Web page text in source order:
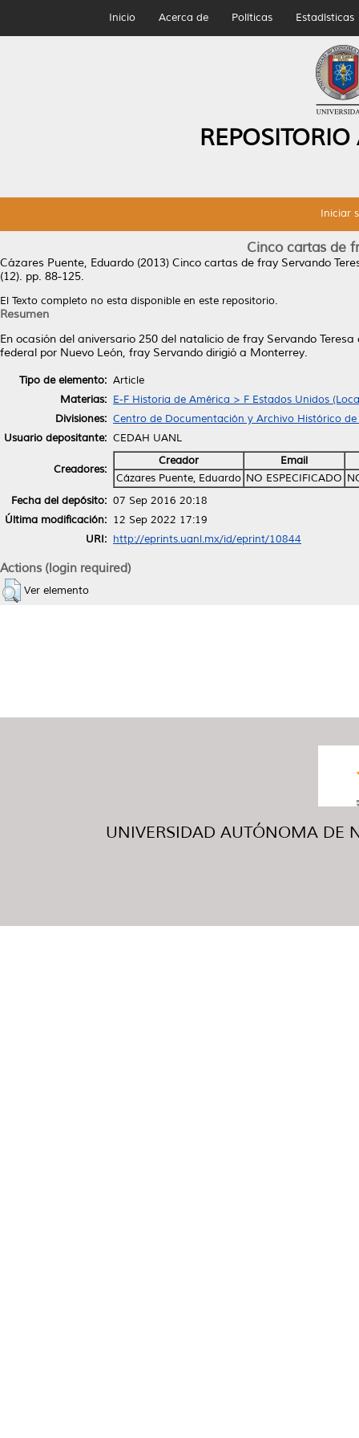
Inicio Acerca de Políticas Estadísticas
Iniciar
Cinco cartas de
Cázares Puente, Eduardo (2013) Cinco cartas de fray Servando
(12). pp. 88-125.
El Texto completo no esta disponible en este repositorio.
Resumen
En ocasión del aniversario 250 del natalicio de fray Servando
federal por Nuevo León, fray Servando dirigió a Monterrey.
Tipo de elemento: Article
Materias: E-F Historia de América > F Estados Unidos
Divisiones: Centro de Documentación y Archivo Histórico
Usuario depositante: CEDAH UANL
Creadores:
Creador
Email
Cázares Puente, Eduardo NO ESPECIFICADO
Fecha del depósito: 07 Sep 2016 20:18
Última modificación: 12 Sep 2022 17:19
URI: http://eprints.uanl.mx/id/eprint/10844
Actions (login required)
Ver elemento
UNIVERSIDAD AUTÓNOMA DE